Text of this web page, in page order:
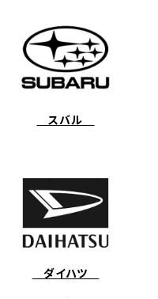
スバル
ダイハツ